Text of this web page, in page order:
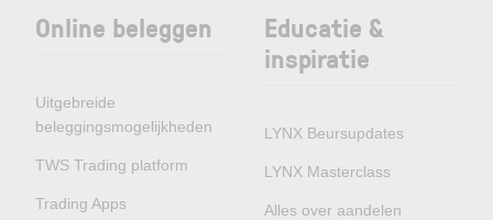
Online beleggen
Uitgebreide
beleggingsmogelijkheden
TWS Trading platform
Trading Apps
Educatie &
inspiratie
LYNX Beursupdates
LYNX Masterclass
Alles over aandelen